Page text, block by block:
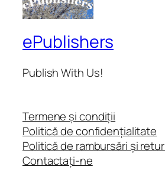
ePublishers
Publish With Us!
Termene și condiții
Politică de confidențialitate
Politică de rambursări și
Contactați-ne